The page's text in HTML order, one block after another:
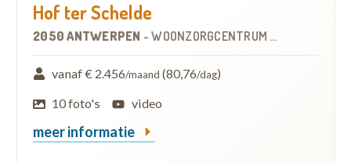
Hof ter Schelde
2050 ANTWERPEN -WOONZORGCENTRUM (WZC)
vanaf € 2.456/maand (80,76/dag)
10 foto's
video
meer informatie